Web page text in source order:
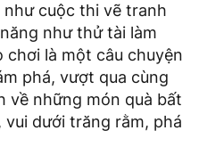
cuộc thi vẽ tranh
như thử tài làm
là một câu chuyện
phá, vượt qua cùng
về những món quà bất
vui dưới trăng rằm, phá